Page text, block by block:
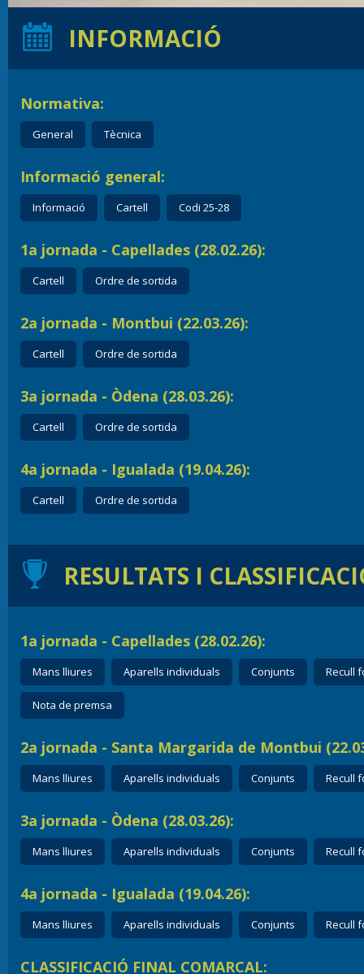
INFORMACIÓ
Normativa:
General Tècnica
Informació general:
Informació Cartell Codi 25-28
1a jornada - Capellades (28.02.26):
Cartell Ordre de sortida
2a jornada - Montbui (22.03.26):
Cartell Ordre de sortida
3a jornada - Òdena (28.03.26):
Cartell Ordre de sortida
4a jornada - Igualada (19.04.26):
Cartell Ordre de sortida
RESULTATS I
1a jornada - Capellades (28.02.26):
Mans lliures Aparells individuals Conjunts Recull
Nota de premsa
2a jornada - Santa Margarida de Montbui
Mans lliures Aparells individuals Conjunts Recull
3a jornada - Òdena (28.03.26):
Mans lliures Aparells individuals Conjunts Recull
4a jornada - Igualada (19.04.26):
Mans lliures Aparells individuals Conjunts Recull
CLASSIFICACIÓ FINAL COMARCAL: